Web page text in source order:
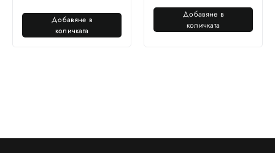
Добавяне в
количката
Добавяне в
количката